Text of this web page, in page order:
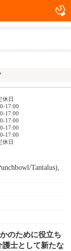
休日
17:00
17:00
17:00
17:00
17:00
休日
Tantalus),
のために役立ち
士として新たな